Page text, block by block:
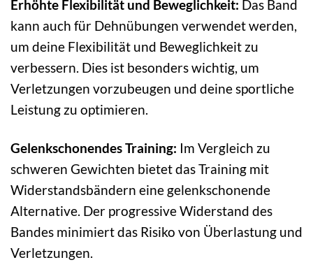
Erhöhte Flexibilität und Beweglichkeit: Das Band
kann auch für Dehnübungen verwendet werden,
um deine Flexibilität und Beweglichkeit zu
verbessern. Dies ist besonders wichtig, um
Verletzungen vorzubeugen und deine sportliche
Leistung zu optimieren.
Gelenkschonendes Training: Im Vergleich zu
schweren Gewichten bietet das Training mit
Widerstandsbändern eine gelenkschonende
Alternative. Der progressive Widerstand des
Bandes minimiert das Risiko von Überlastung und
Verletzungen.